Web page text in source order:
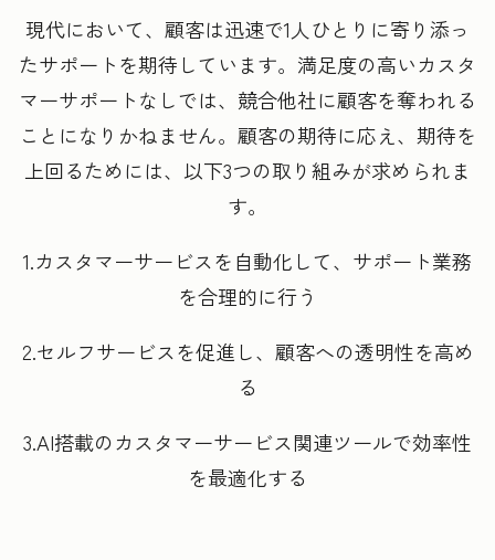
現代において、顧客は迅速で1人ひとりに寄り添っ
たサポートを期待しています。満足度の高いカスタ
マーサポートなしでは、競合他社に顧客を奪われる
ことになりかねません。顧客の期待に応え、期待を
上回るためには、以下3つの取り組みが求められま
す。
1.カスタマーサービスを自動化して、サポート業務
を合理的に行う
2.セルフサービスを促進し、顧客への透明性を高め
る
3.AI搭載のカスタマーサービス関連ツールで効率性
を最適化する